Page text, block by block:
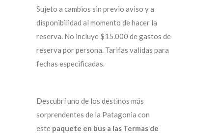
Sujeto a cambios sin previo aviso y a
disponibilidad al momento de hacer la
reserva. No incluye $15.000 de gastos de
reserva por persona. Tarifas validas para
fechas especificadas.
Descubrí uno de los destinos más
sorprendentes de la Patagonia con
este paquete en bus a las Termas de